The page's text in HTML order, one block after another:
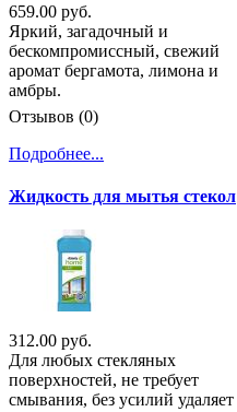
659.00 руб.
Яркий, загадочный и
бескомпромиссный, свежий
аромат бергамота, лимона и
амбры.
Отзывов (0)
Подробнее...
Жидкость для мытья стекол
312.00 руб.
Для любых стекляных
поверхностей, не требует
смывания, без усилий удаляет